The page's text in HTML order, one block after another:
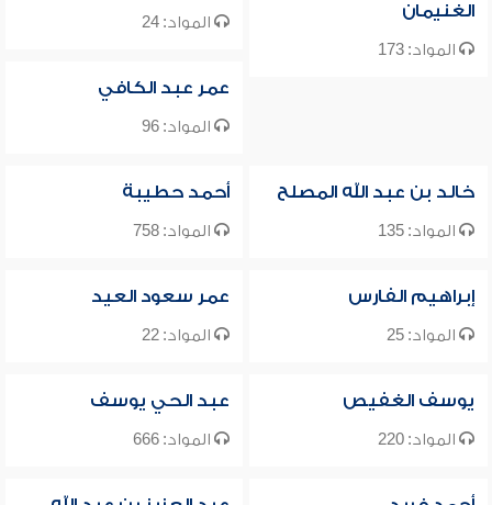
الغنيمان
المواد: 173
المواد: 24
عمر عبد الكافي
المواد: 96
خالد بن عبد الله المصلح
المواد: 135
أحمد حطيبة
المواد: 758
إبراهيم الفارس
المواد: 25
عمر سعود العيد
المواد: 22
يوسف الغفيص
المواد: 220
عبد الحي يوسف
المواد: 666